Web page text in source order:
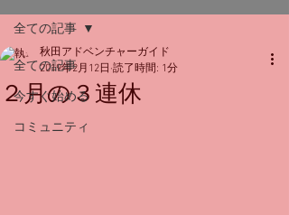
全ての記事
今すぐ始める
コミュニティ
全ての記事
２月の３連休
秋田アドベンチャーガイド
2019年2月12日 読了時間: 1分